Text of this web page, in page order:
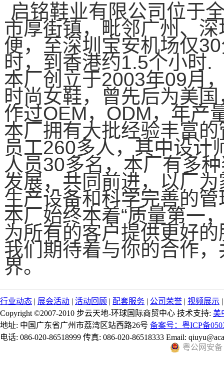
启铭鞋业有限公司位于
市厚街镇，毗邻广州、
便，至深圳宝安机场仅
时，到香港约1.5个小时.
本厂创立于2003年09月
时尚女鞋，曾先后为美
作过OEM，ODM，年产
本厂拥有大批经验丰富
员工260多人，其中设计
人员30多名，本厂有多
发展，共同前进，以厂
生产设备和科学完善的
本厂始终本着“质量第一
为所有的客户提供更好
我们期待着与你的合作
界。
行业动态 | 展会活动 | 活动回顾 | 配套服务 | 公司荣誉 | 视频展示
Copyright ©2007-2010 步云天地-环球国际商贸中心 技术支持: 美
地址: 中国广东省广州市荔湾区站西路26号 备案号：粤ICP备
电话: 086-020-86518999 传真: 086-020-86518333 Email:
粤公网安备